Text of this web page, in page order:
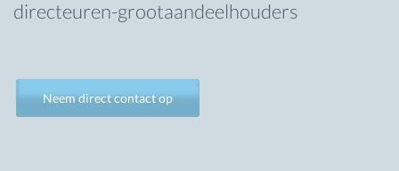
directeuren-grootaandeelhouders
Neem direct contact op